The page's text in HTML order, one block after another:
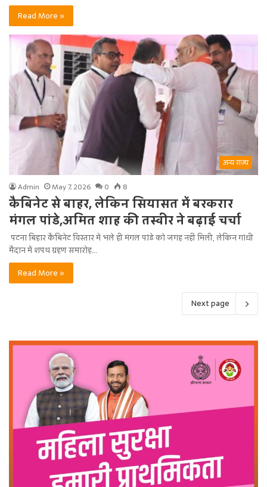
Read More »
अन्य राज्य
Admin May 7, 2026 0 8
कैबिनेट से बाहर, लेकिन सियासत में बरकरार
मंगल पांडे,अमित शाह की तस्वीर ने बढ़ाई चर्चा
पटना बिहार कैबिनेट विस्तार में भले ही मंगल पांडे को जगह नहीं मिली, लेकिन गांधी
मैदान में शपथ ग्रहण समारोह…
Read More »
Next page